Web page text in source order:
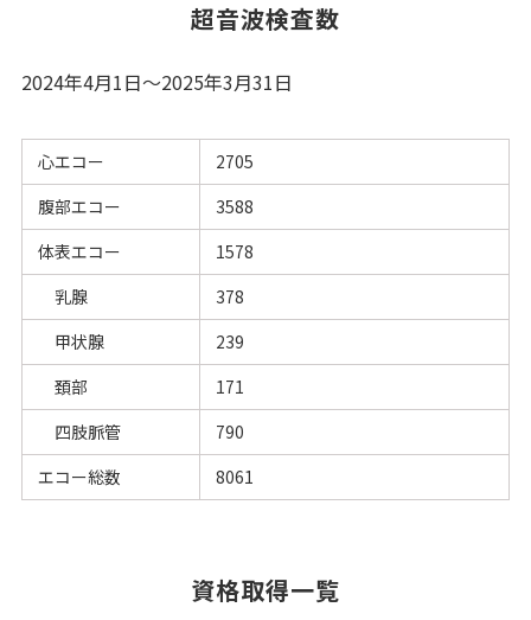
超音波検査数
2024年4月1日～2025年3月31日
心エコー
2705
腹部エコー
3588
体表エコー
1578
乳腺
378
甲状腺
239
頚部
171
四肢脈管
790
エコー総数
8061
資格取得一覧